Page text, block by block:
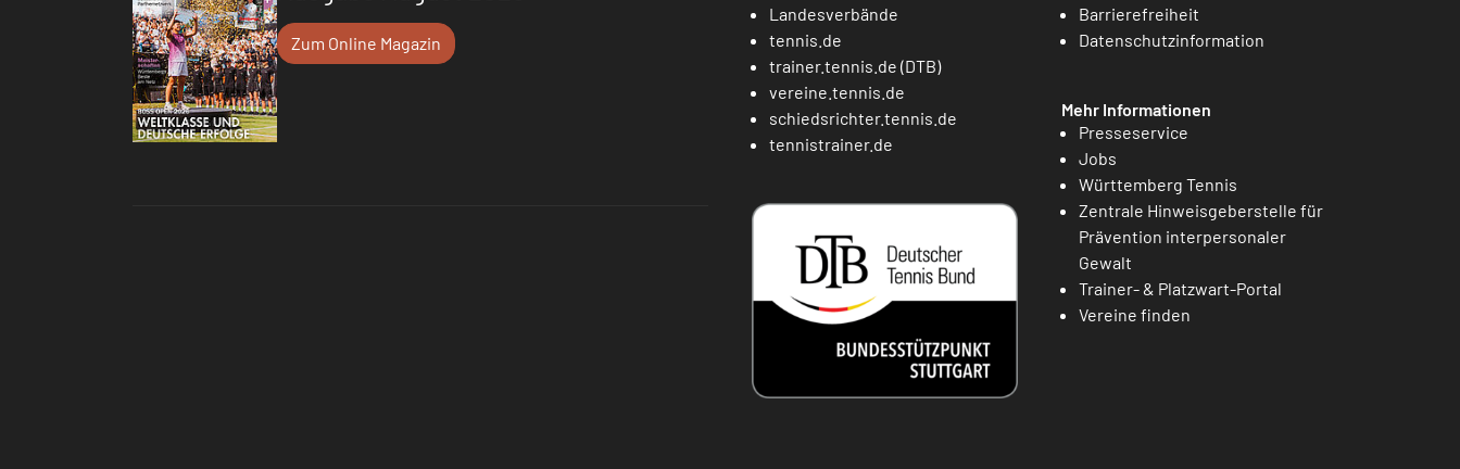
Zum Online Magazin
Landesverbände
tennis.de
trainer.tennis.de (DTB)
vereine.tennis.de
schiedsrichter.tennis.de
tennistrainer.de
Barrierefreiheit
Datenschutzinformation
Mehr Informationen
Presseservice
Jobs
Württemberg Tennis
Zentrale Hinweisgeberstelle für
Prävention interpersonaler
Gewalt
Trainer- & Platzwart-Portal
Vereine finden